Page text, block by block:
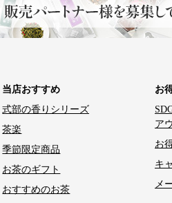
当店おすすめ
式部の香りシリーズ
茶楽
季節限定商品
お茶のギフト
おすすめのお茶
お
ア
お
キ
メ